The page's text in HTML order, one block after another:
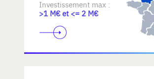
Investissement max :
>1 M€ et <= 2 M€